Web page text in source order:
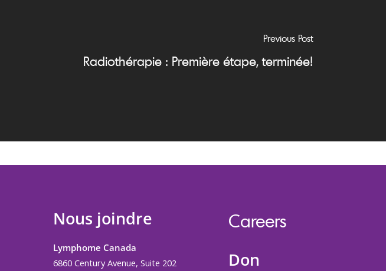
Previous Post
Radiothérapie : Première étape, terminée!
Nous joindre
Lymphome Canada
6860 Century Avenue, Suite 202
Careers
Don